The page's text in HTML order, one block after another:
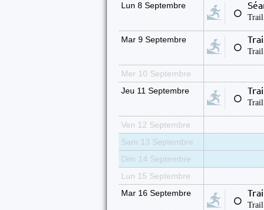
Lun 8 Septembre
⚪
Trail
Mar 9 Septembre
⚪
Trail
Mer 10 Septembre
Jeu 11 Septembre
⚪
Trail
Ven 12 Septembre
Sam 13 Septembre
Dim 14 Septembre
Lun 15 Septembre
Mar 16 Septembre
⚪
Trail